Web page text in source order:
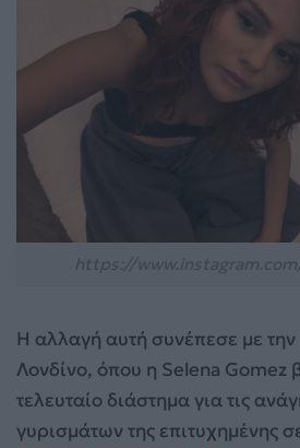
Η αλλαγή αυτή συνέπεσε με
Λονδίνο, όπου η Selena Gomez
τελευταίο διάστημα για τις
γυρισμάτων της επιτυχημένης